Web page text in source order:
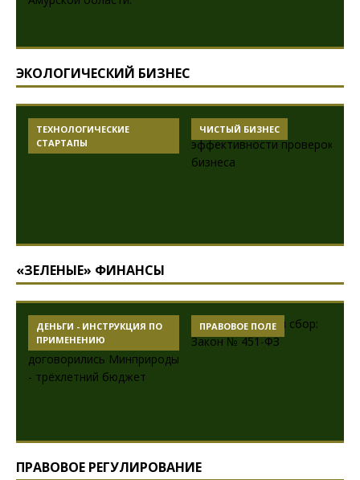
ЭКОЛОГИЧЕСКИЙ БИЗНЕС
ТЕХНОЛОГИЧЕСКИЕ
СТАРТАПЫ
ЧИСТЫЙ БИЗНЕС
«ЗЕЛЕНЫЕ» ФИНАНСЫ
ДЕНЬГИ - ИНСТРУКЦИЯ ПО
ПРИМЕНЕНИЮ
ПРАВОВОЕ ПОЛЕ
ПРАВОВОЕ РЕГУЛИРОВАНИЕ